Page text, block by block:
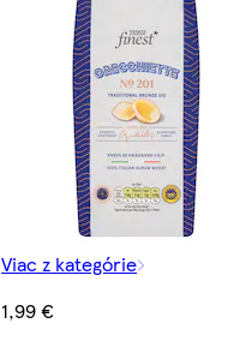
Viac z kategórie
1,99 €